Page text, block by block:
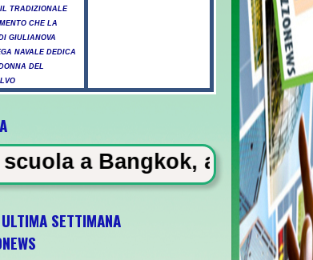
TRADIZIONALE
CHE LA
GIULIANOVA
NAVALE DEDICA
DEL
ottobre a Pescara l'ultima gara
almeno 6 morti
SETTIMANA